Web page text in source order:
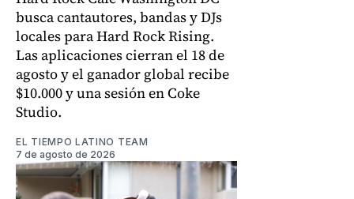
busca cantautores, bandas y DJs
locales para Hard Rock Rising.
Las aplicaciones cierran el 18 de
agosto y el ganador global recibe
$10.000 y una sesión en Coke
Studio.
EL TIEMPO LATINO TEAM
7 de agosto de 2026